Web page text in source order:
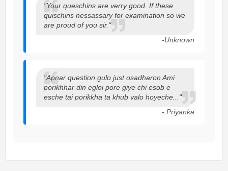
"Your queschins are verry good. If these
quischins nessassary for examination so we
are proud of you sir."
-Unknown
"Apnar question gulo just osadharon Ami
porikhhar din egloi pore giye chi esob e
esche tai porikkha ta khub valo hoyeche..."
- Priyanka